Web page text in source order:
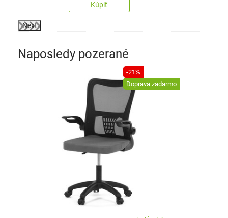
Kúpiť
Next
Naposledy pozerané
-21%
Doprava zadarmo